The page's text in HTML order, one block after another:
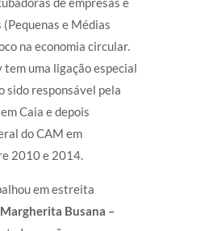
(Pequenas e Médias
na economia circular.
uma ligação especial
sido responsável pela
Caia e depois
do CAM em
2010 e 2014.
em estreita
Margherita Busana –